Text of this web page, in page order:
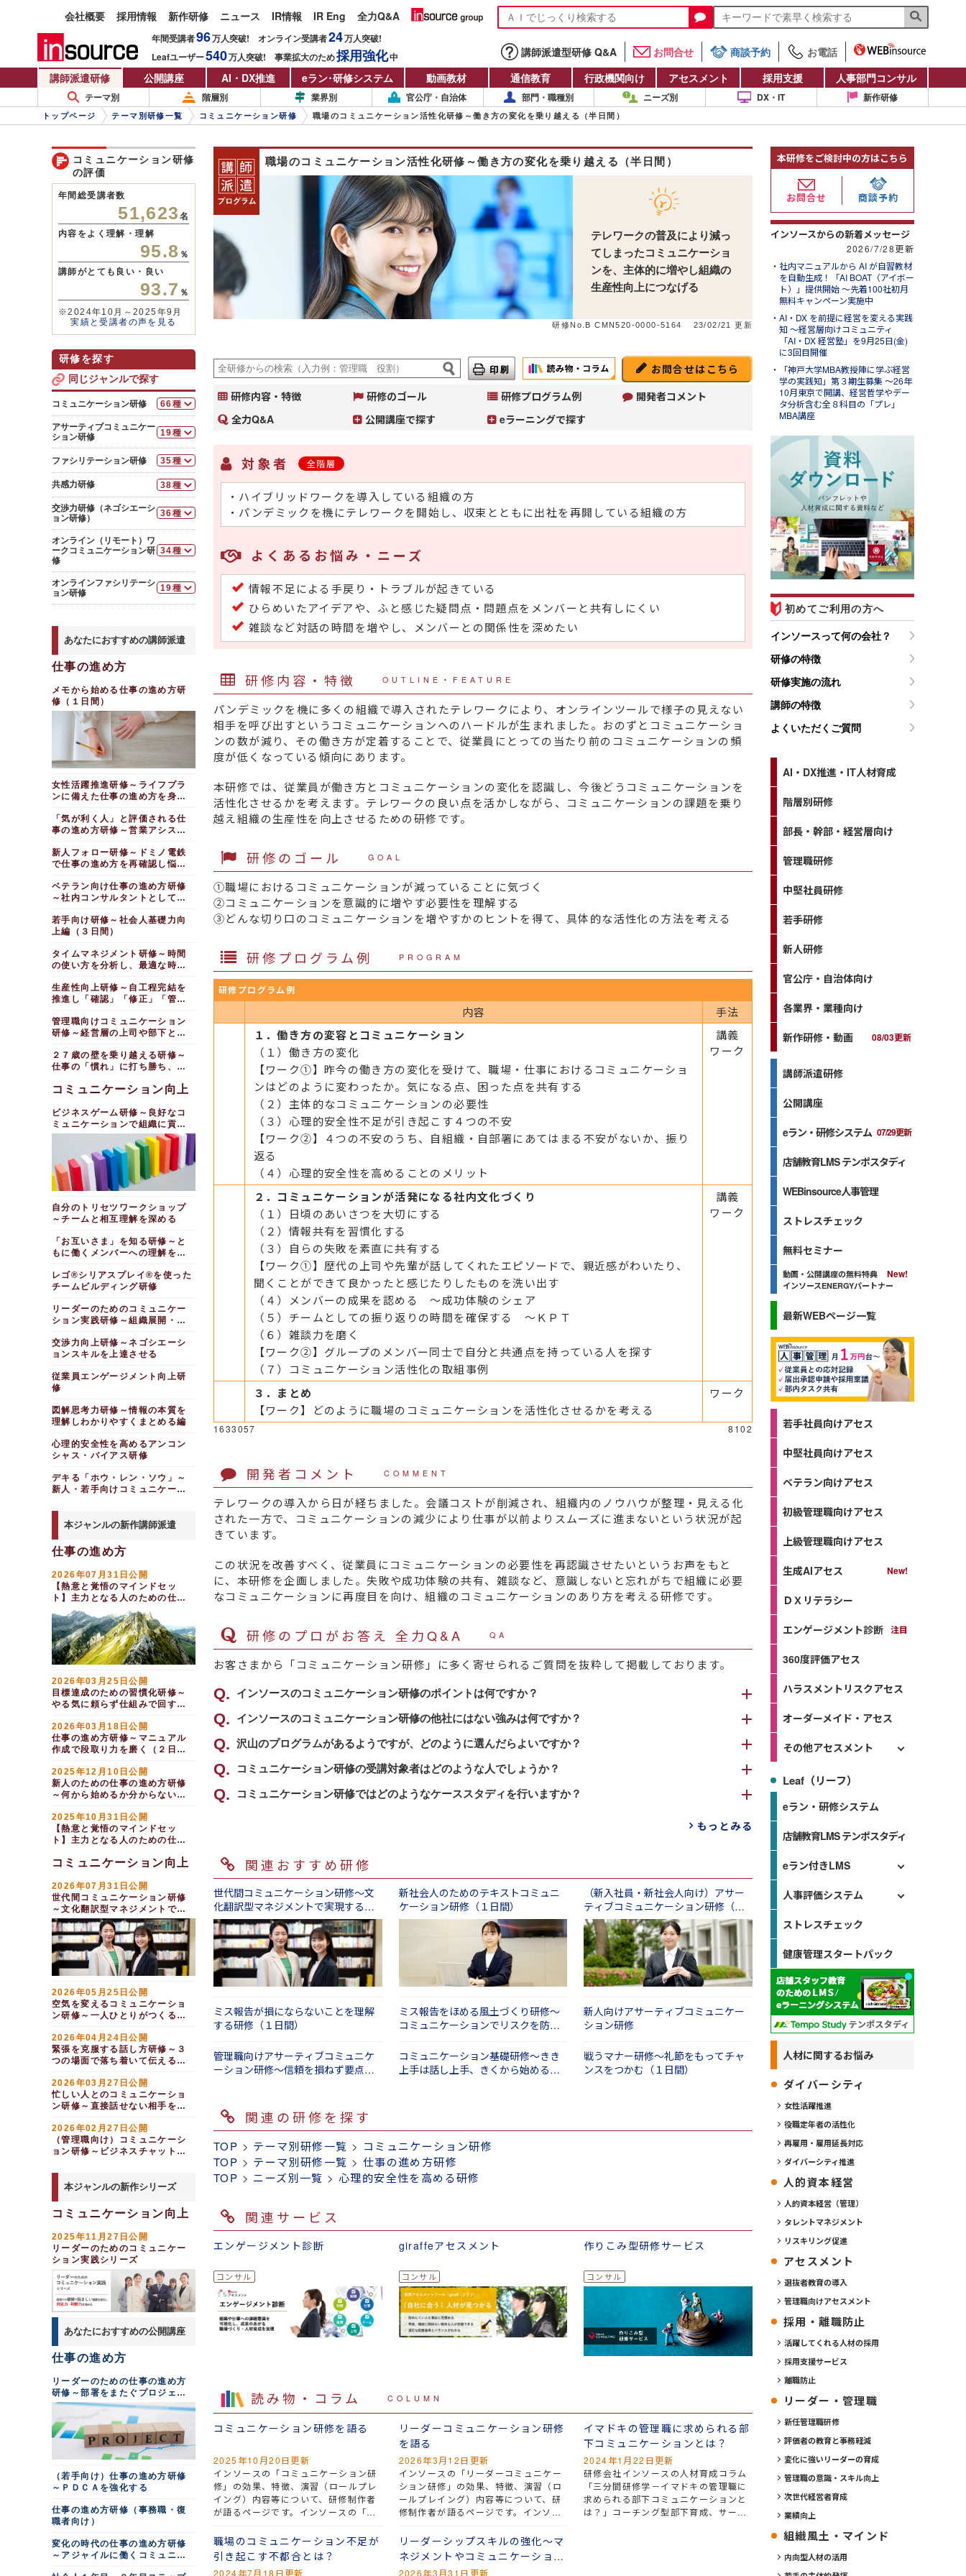
会社概要 採用情報 新作研修 ニュース IR情報 IR Eng 全力Q&A
年間受講者96万人突破! オンライン受講者24万人突破!
Leafユーザー540万人突破! 事業拡大のため採用強化中 講師派遣型研修 Q&A お問合せ 商談予約
お電話
講師派遣研修
公開講座 AI・DX推進 eラン・研修システム 動画教材 通信教育 行政機関向け アセスメント 採用支援 人事部門コンサル
テーマ別 階層別 業界別 官公庁・自治体 部門・職種別 ニーズ別 DX・IT 新作研修
トップページ テーマ別研修一覧 コミュニケーション研修 職場のコミュニケーション活性化研修～働き方の変化を乗り越える（半日間）
職場のコミュニケーション活性化研修～働き方の変化を乗り越える（半日間）
テレワークの普及により減っ
てしまったコミュニケーショ
ンを、主体的に増やし組織の
生産性向上につなげる
研修No.B CMN520-0000-5164 23/02/21 更新
お問合せはこちら
研修内容・特徴
研修のゴール 研修プログラム例
開発者コメント
全力Q&A
公開講座で探す eラーニングで探す
対象者 全階層
・ハイブリッドワークを導入している組織の方
・パンデミックを機にテレワークを開始し、収束とともに出社を再開している組織の方
よくあるお悩み・ニーズ
情報不足による手戻り・トラブルが起きている
ひらめいたアイデアや、ふと感じた疑問点・問題点をメンバーと共有しにくい
雑談など対話の時間を増やし、メンバーとの関係性を深めたい
研修内容・特徴 OUTLINE・FEATURE
パンデミックを機に多くの組織で導入されたテレワークにより、オンラインツールで様子の見えない
相手を呼び出すというコミュニケーションへのハードルが生まれました。おのずとコミュニケーショ
ンの数が減り、その働き方が定着することで、従業員にとっての当たり前のコミュニケーションの頻
度が低くなっている傾向にあります。
本研修では、従業員が働き方とコミュニケーションの変化を認識し、今後どうコミュニケーションを
活性化させるかを考えます。テレワークの良い点を活かしながら、コミュニケーションの課題を乗り
越え組織の生産性を向上させるための研修です。
研修のゴール GOAL
①職場におけるコミュニケーションが減っていることに気づく
②コミュニケーションを意識的に増やす必要性を理解する
③どんな切り口のコミュニケーションを増やすかのヒントを得て、具体的な活性化の方法を考える
研修プログラム例 PROGRAM
研修プログラム例
内容 手法
１．働き方の変容とコミュニケーション
（１）働き方の変化
【ワーク①】昨今の働き方の変化を受けて、職場・仕事におけるコミュニケーショ
ンはどのように変わったか。気になる点、困った点を共有する
（２）主体的なコミュニケーションの必要性
（３）心理的安全性不足が引き起こす４つの不安
【ワーク②】４つの不安のうち、自組織・自部署にあてはまる不安がないか、振り
返る
（４）心理的安全性を高めることのメリット
講義
ワーク
２．コミュニケーションが活発になる社内文化づくり
（１）日頃のあいさつを大切にする
（２）情報共有を習慣化する
（３）自らの失敗を素直に共有する
【ワーク①】歴代の上司や先輩が話してくれたエピソードで、親近感がわいたり、
聞くことができて良かったと感じたりしたものを洗い出す
（４）メンバーの成果を認める ～成功体験のシェア
（５）チームとしての振り返りの時間を確保する ～ＫＰＴ
（６）雑談力を磨く
【ワーク②】グループのメンバー同士で自分と共通点を持っている人を探す
（７）コミュニケーション活性化の取組事例
講義
ワーク
３．まとめ
【ワーク】どのように職場のコミュニケーションを活性化させるかを考える
ワーク
8102
1633057
開発者コメント COMMENT
テレワークの導入から日が経ちました。会議コストが削減され、組織内のノウハウが整理・見える化
された一方で、コミュニケーションの減少により仕事が以前よりスムーズに進まないという状況が起
きています。
この状況を改善すべく、従業員にコミュニケーションの必要性を再認識させたいというお声をもと
に、本研修を企画しました。失敗や成功体験の共有、雑談など、意識しないと忘れがちで組織に必要
なコミュニケーションに再度目を向け、組織のコミュニケーションのあり方を考える研修です。
研修のプロがお答え 全力Q&A QA
お客さまから「コミュニケーション研修」に多く寄せられるご質問を抜粋して掲載しております。
インソースのコミュニケーション研修のポイントは何ですか？
インソースのコミュニケーション研修には、大きく以下3つのポイントがあります。
・まずは相手のことを受け入れる ＝ 傾聴する
・より深く理解するための質問をする ＝ 質問する
インソースのコミュニケーション研修の他社にはない強みは何ですか？
コミュニケーションの要素と目的に応じた内容を、効果的に掛け合わせられる点です。目的に
応じて組み合わせられるだけの多様なコンテンツがある、これこそが弊社ならではの強みと言
えます。
のか？というところまで具体的に腹落ちさせることができます。
沢山のプログラムがあるようですが、どのように選んだらよいですか？
インソースのコミュニケーション研修は、以下３つの観点からに基づき、様々なバリエーショ
ンを用意しております。
②コミュニケーションの主体者と対象者は誰か？（誰から誰へのコミュニケーションか？）
ご担当者さまにおかれましては、この３点を明確にしておいていただけると、弊社としても最
適のプログラムをご提案することができます。
例えば、「報・連・相を行う場面で求められるコミュニケーション」と言っても、新人向けと
中堅社員向けでは、経験値や仕事の裁量権の違いから求められる目線も異なるため、実施すべ
きプログラムが変わってまいります。
より受講者の課題に沿った研修を実施するために、受講者に課題と感じていることをヒアリン
グする「事前アンケート」の実施も有効な手段の一つですので、ぜひご相談ください。
コミュニケーション研修の受講対象者はどのような人でしょうか？
あらゆる階層・役職において、コミュニケーションを行う方々を対象とします。
弊社ではコミュニケーションにおいて課題を感じている方々すべてに対して、それぞれにマッ
以下に受講対象者の階層・役職別のラインナップを一部記載します。
新人のためのアドバンスコミュニケーション研修（１日間）
次世代リーダー向け研修 チームを率いるリーダーコミュニケーション編（１日間）
店長向け研修 ～コミュニケーション強化編（１日間）
コミュニケーション研修 ～自治体職員向けコミュニケーション研修 ～実践編（１日間）
貴組織においてコミュニケーションについて課題を抱えている方がいましたら、ぜひ研修実施
をご検討ください。
コミュニケーション研修ではどのようなケーススタディを行いますか？
伝え方」
「年上の部下とのコミュニケーション」（役職定年となった元上司が部下になったら・・・）
「新人・若手とどのように話していいかわからないベテラン社員、管理職」
上記はいずれもコミュニケーションをとるうえで、誰もが頭を悩ませる場面といえます。スム
ーズに意思疎通を図るためにはどうすればいいのか。どのように伝えたら、円滑なコミュニケ
ーションで人間関係を向上させることができるのだろうか。そういった課題について周囲との
グループワークを通じて考え、意見を共有することによって、研修で学んだ内容を現場の実践
もっとみる
関連おすすめ研修
世代間コミュニケーション研修～文
化翻訳型マネジメントで実現する
（１日間）
新社会人のためのテキストコミュニ
ケーション研修（１日間）
（新入社員・新社会人向け）アサー
ティブコミュニケーション研修（１
日間）
ミス報告が損にならないことを理解
する研修（１日間）
ミス報告をほめる風土づくり研修～
コミュニケーションでリスクを防止
新人向けアサーティブコミュニケー
ション研修
管理職向けアサーティブコミュニケ
ーション研修～信頼を損ねず要点を
コミュニケーション基礎研修～きき
上手は話し上手、きくから始めるコ
戦うマナー研修～礼節をもってチャ
ンスをつかむ（１日間）
関連の研修を探す
TOP > テーマ別研修一覧 > コミュニケーション研修
TOP > テーマ別研修一覧 > 仕事の進め方研修
TOP > ニーズ別一覧 >心理的安全性を高める研修
関連サービス
エンゲージメント診断 giraffeアセスメント 作りこみ型研修サービス
読み物・コラム COLUMN
コミュニケーション研修を語る
2025年10月20日更新
インソースの「コミュニケーション研
修」の効果、特徴、演習（ロールプレ
イング）内容等について、研修制作者
が語るページです。インソースの「コ
ケーションを取る上で重要な、意識と
スキルの双方が身につく研修です。
リーダーコミュニケーション研修
を語る
2026年3月12日更新
インソースの「リーダーコミュニケー
ション研修」の効果、特徴、演習（ロ
ールプレイング）内容等について、研
修制作者が語るページです。インソー
修」は、リーダーとしてのコミュニケ
ーションをいろんな観点から見つめ直
す研修です。
イマドキの管理職に求められる部
下コミュニケーションとは？
2024年1月22日更新
研修会社インソースの人材育成コラム
「三分間研修学－イマドキの管理職に
求められる部下コミュニケーションと
は？」コーチング型部下育成、サーバ
職場のコミュニケーション不足が
引き起こす不都合とは？
2024年7月18日更新
リーダーシップスキルの強化～マ
ネジメントやコミュニケーション
との関係
2026年3月31日更新
コミュニケーション研修
の評価
年間総受講者数
51,623 名
内容をよく理解・理解
95.8 ％
講師がとても良い・良い
93.7 ％
※2024年10月～2025年9月
実績と受講者の声を見る
研修を探す
同じジャンルで探す
コミュニケーション研修 66種
コミュニケーション基礎
研修
分かりやすい説明の仕方
研修
共感力発揮研修～スムー
ズに仕事を進めるための理解と
思いやり
ミュニケーション研修
アサーティブコミュニケ
管理職のためのコミュニ
ケーション研修
社内メンバーとのコミュニケーショ
～相手目線で考え、良好な人間
コミュニケーション研修
える力を強化する
社内外のコミュニケーシ
ョン力向上研修 ～自身の課題
を知り、周囲の期待に応える
発達障がいのある従業員
との接し方研修（２時間）
対人関係構築研修～円滑
スキルを習得する編
人を動かすコミュニケー
ション研修～キーパーソンへ働
きかける編
化研修～バランスの取れた意思
疎通で生産性を高める
な情報発信で、よりチームに貢
献する
方研修～アジャイルに働くコミ
ュニケーション術
内定者～若手向け
【内定者セミナー】上
ンを学ぶ
社会人マインドセット・
新入社員向けコミュニケ
ーション研修～デキる「ホウ・
レン・ソウ」
新入社員・新社会人向け
ニケーション強化編
コミュニケーション研修
社会人１・２年目ステッ
プアップ研修～コミュニケーシ
ョン力向上編
実践！コミュニケーショ
ン研修～上司への適切な伝え方
を学ぶ
上司・先輩との接し方研
修～世代を超えて協働する
く理解し、次の行動を読み解く
外国人・帰国子女向け日
ニケーション研修
中堅～リーダー・管理職向け
リーダーのためのアサー
ティブコミュニケーション研修
ョン研修～部下・後輩を動か
し、成果へつなげる
ニケーション実践研修～組織展
リーダーのためのコミュ
ニケーション実践研修～トラブ
ル解決編
リーダーのためのコミュ
ニケーション実践研修～新規開
部下とのコミュニケーシ
ョン実践研修～多様化する部下
ョン実践研修～心理的安全性の
傾聴力向上研修～部下の
間）
コミュニケーションの取
り方指導研修～気づかいができ
る部下を育てる
管理職向けコミュニケー
ション研修～シニア人材と良好
な関係を築く編
管理職向けコミュニケー
下と協働する
職種別コミュニケーション
研修～心を動かすおもてなし
接客英語の基本研修～外
国人観光客（インバウンド）対
カウンターセールス研修
～窓口での販売を強化する
強化研修～上司が知りたいこと
をスマートに伝える
製造業向け現場における
日間）
めのお客さまとのリレーション
構築研修
店長向け研修～コミュニ
ケーション力強化
保育士向け保護者対応力
向上研修～ＣＳマインドとコミ
ュニケーション（半日間）
看護職・介護士向けコミ
ュニケーション研修～基本編
ゲートキーパー向けコミ
ュニケーション研修～傾聴編
マナー・文書・電話での対応
ビジネスマナー研修
テキストコミュニケーション研
修
社会人１・２年目ステッ
した仕事の進め方
できるビジネスパーソン
の１０の心得・行動～職場の常
ビジネス文書研修
プ研修～相手が唸る文書の書き
方
伝わるメールの書き方研
修～心地よい配慮の示し方
オペレータ向けチャット
応対研修
電話応対基礎研修
電話応対レベルアップ研
スキル
ビジネスゲームでチームワーク向上
ク発揮研修～ビジネスゲーム
「ドミノインテリア」
ビジネスゲーム研修～良
好なコミュニケーションで組織
に貢献する編
新人のためのチームワー
ク向上研修
ビジネスゲーム研修～ド
ミノハウス「ビジョンメイキン
グ・プロジェクト」
チームワーク研修～ドミ
ノハウスでコミュニケーション
ビジネスゲーム研修～ド
ミノ電鉄
ビジネスゲームで学ぶ心
アサーティブコミュニケー
ション研修
19種
アサーティブコミュニケ
ーション
ティブコミュニケーション研修
チームビルディング研修
～いい関係を保ち主張する編
（半日間）
アサーティブコミュニケ
える（半日間）
アサーティブコミュニケ
ーションフォローアップ研修
ブコミュニケーションフォロー
対象者・階層別
ミュニケーション研修
（中堅社員向け）ビジネ
スコミュニケーション研修
部下とのコミュニケーシ
ョン実践研修～心理的安全性の
高い職場を作る
ブコミュニケーションフォロー
アップ研修（半日間）
保育士向けコミュニケー
ション研修
大学職員向け研修～進学
相談アサーティブコミュニケー
看護師向けコミュニケー
ション研修
製造業向けアサーティブ
コミュニケーション研修（半日
間）
実践力を身につけたい
ケースで学ぶ！実践アサ
修
【オンライン通信教育】
ンコース
ハードクレーム研修～
「判断力」「適応力」「交渉
力」で困難な苦情に対処する
～怒りの感情をコントロール
し、部下指導を行う
内気な人のための交渉力
研修
ファシリテーション研修 35種
ファシリテーション研修
ファシリテーション研修
～オンライン会議編
ファシリテーション研修
～会議を決める合意形成力強化
編
対象者別ファシリテーション
研修講師養成研修～ファ
シリテーション力を強化する
リーダーのための会議の
るファシリテーションスキル
研修 ～オンライン会議に備え
る編（半日間）
【内定者オンラインセミ
ナー】会議の場で求められる
「きく力」「話す力」
学生向けオンラインファ
シリテーション研修（半日間）
ファシリテーション研修
～オンラインで職場の意見交換
を活性化させる（半日間）
オンライン会議・商談に
（半日間）
オンラインでのコミュニ
スキルと振る舞い（半日間）
Zoom基礎研修～オンラ
（半日間）
オペレーター養成研修～
WEB会議システムを使いこな
す（半日間）
ファシリテーション・グ
ラフィック研修～意見を整理
ファシリテーション研修
～図解化スキル強化編
図解力向上研修～情報を
整理し、分かりやすくする編
～図解思考で整理して考えるく
図解思考力研修～情報を
整理（半日間）
意見をまとめ合意形成に導く
調整力発揮研修
調整力・交渉力向上研修
調整力発揮研修～合意形
成のノウハウを効率よく身につ
ける（半日間）
のメンバーをオンラインで巻き
込む
ション研修～キーパーソンへ働
きかける編
ファシリテーション研修
～会議の活性化を目指す編
会議デザイン研修～心理
的安全性を高め、「意見が出な
ファシリテーションフォ
会議改善プロジェクト研
修～自社の会議のあり方を見直
す編
ファシリテーション研修
～会議を円滑に進行する４つの
住民協働を円滑に進める
ファシリテーション研修
行政向けファシリテータ
住民協働研修（２日間）
政策形成研修～住民との
協働を促進する編（２日間）
企画力研修～住民協働を
成功させる編
ワークショップ研修～住
民協働（４日間）
共感力研修 38種
共感力発揮研修～スムー
ズに仕事を進めるために思いや
りを示す
アサーティブコミュニケ
方を習得する
コミュニケーション研修
メンバーとの関わり方を学びたい
（中堅社員向け）ビジネ
コミュニケーション研修
安全性を高める
【giraffe付き】関係性
構築セミナー～自己開示から始
める
実践！コミュニケーショ
ン研修～上司への適切な伝え方
を学ぶ
アドバンスコミュニケー
ション研修～若手営業向け
テップアップ研修～周辺配慮を
意識した仕事の進め方
間）
傾聴力向上研修～部下の
間）
立場の違う相手を理解したい
ＬＧＢＴＱ＋研修～ダイ
バーシティ＆インクルージョン
グローバルビジネスコミ
ュニケーション研修
障がい者活躍推進研修～
特性と合理的配慮を学び、スム
ーズに受け入れる
ダイバーシティ研修～働
き方改革を目指し、多様な働き
ダイバーシティ推進研修
～基本知識を習得し、当事者意
ダイバーシティ研修～自
に気づく（半日間）
楽しい演習で相互理解を図りたい
ビジネスゲーム研修～
「伝わっていない」を自覚する
編
チームビルディング研修
～いい関係を保ちつつ自己主張
する編（半日間）
オンラインビジネスゲー
を体感する
レゴ®シリアスプレイ®
修（半日間）
即興演劇からコミュニケ
ーションやチームワークを学ぶ
「インプロワークショップ」
部下との関わり方を学びたい
リーダーのためのアサー
ティブコミュニケーション研修
部下とのコミュニケーシ
ョン実践研修～心理的安全性の
【giraffe付き】部下と
の対話の仕方研修～相手の常識
を受容する
ナラティブ・コミュニケ
ーション研修～双方向の物語で
ダイバーシティ時代のモ
ノの伝え方研修～不用意な発言
良好なコミュニケーションを考
ほめる力向上研修～心理
場をつくる
否定しない部下指導研修
（半日間）
多様性とマネジメントを両立させた
い
部下とのコミュニケーシ
ョン実践研修～多様化する部下
への関わり方
男性のための部下育成研
修～女性リーダーの活躍を支援
する
管理職向けコミュニケー
ション研修～シニア人材と良好
な関係を築く編
エイジダイバーシティ推
進研修～年齢・世代を問わず活
躍できる組織作り
マネジメント研修～承認力が未
来を創る
リーダー向けアンコンシ
囚われない接し方
ッドワーク運用研修～多様な働
き方を叶える４つのポイント
交渉力研修（ネゴシエーシ
ョン研修）
36種
交渉力向上研修～ネゴシ
編）～４つのプロセスで商談を
合意に導く
人を動かすコミュニケー
きかける編
交渉力向上研修～発注者
向け価格交渉編
調整力・巻き込み力を強化したい
調整力発揮研修
調整力フォローアップ研
修（半日間）
企画推進力研修～ものご
とを前に進めるための考え方と
プロジェクトマネジメン
ト研修 ～関係構築力・交渉力
プロジェクトマネジメン
ト研修～実行力強化編
プロジェクト推進研修～
関係者を巻き込み業務改善を実
説得力・折衝力を強化したい
アサーティブコミュニケ
ーション研修
リーダーのためのアサー
人を動かすコミュニケー
ション研修～キーパーソンへ働
人を動かすコミュニケー
ション研修～行動経済学を活用
して働きかける編
コミュニケーション研修
える力を強化する
力強化研修
交渉における苦手意識を払拭したい
交渉力フォローアップ研
修（半日間）
【全力解説】相手と対立
しない交渉力強化研修（半日
間）
内気な人のための交渉力
研修
～情報を武器にして弱腰交渉か
ら脱却する
交渉力向上研修（実践
編）～４つのプロセスで商談を
合意に導く
中堅社員向け巻き込み力
向上研修～受け身の姿勢から脱
却し、周囲に働きかける
調整力発揮研修～遠隔地
のメンバーをオンラインで巻き
営業活動における交渉力を鍛えたい
～仮説構築・ヒアリング・提案
（２日間）
修～成約率を上げるための引き
出しを増やす
修研修～エトス・パトス・ロゴ
スを強化する
法人営業研修～与信管理
性を高める
い
ハードクレーム対応研修
～「判断力」「適応力」「交渉
力」で困難な苦情に対処する
交渉力研修～クレーム交
渉（ＢtoＢ）編
クレーム交渉力研修～お
客さまの要望に応えWin－Win
を成立させる
クレーム対応研修～交渉
力強化編
おける対人折衝編
カスタマーハラスメント
防止研修～自社が加害者になら
ないために（半日間）
オンライン（リモート）ワ
ークコミュニケーション研
修
34種
オンライン会議・商談に
おけるファシリテーション研修
習得する
ション研修～離れた場所から仕
ビデオ会議ツールをうまく使いたい
Microsoft Teams活用
研修～活用例と便利な機能を学
ぶ（半日間）
じっくり深めるTeams
導入研修～業務の効率化と円滑
な活用（半日間）
Microsoft365研修（半
日間）
インミーティングを使いこなす
（半日間）
い
テレワーク時代の仕事の
管理・コミュニケーション
テレワークにおける仕事
の進め方研修～孤独に打ち勝つ
タスク管理術
～オンライン会議
調整力発揮研修～遠隔地
込む
社内コミュニケーション
力向上研修～ビジネスチャット
の基本（半日間）
管理職・人事向け
リーダーコミュニケーシ
ョン研修～会えない・見えな
リモートＯＪＴの進め方
コミュニケーション
テレワークにおけるメン
タルヘルス研修～ラインケア
リモートワーク時代の管
理職研修～コミュニケーション
施策で心理的安全性を高める
コミュニケーション研修
～ビジネスチャットで部下との
意思疎通を活性化させる
採用面接研修～自社で活躍でき
る人材を見抜く
研修～オンライン
営業・販売職向け
はじめてのオンライン商
談研修
ールスプレゼンテーション研修
オンライン商談研修（半
日×３日間）
本と綿密な準備
リモート接客研修～オン
価値を提供する
オンライン営業研修～非
対面でもできる情報提供・ヒア
リング・提案のコツを学ぶ
チャット対応力向上研修
文章で対応する
経営企画・本部向け
インサイドセールス導入
研修～非対面でも成果を出す営
業手法を学ぶ
インサイドセールス養成
研修～オンラインツールを駆使
した実務レベルアップ編
ＣＸ向上のためのデジタ
ルマーケティング研修（１日
ＵＸ(ユーザーエクスペ
リエンス）研修
コンテンツマーケティン
グ研修～基本を学び、潜在顧客
にアプローチする
Webマーケティング基
メールマーケティング基
礎研修～顧客の心をつかむ効果
的なメールの作り方
オンラインファシリテーシ
ョン研修
19種
ファシリテーション研修
～オンライン会議編（１日間）
学生向けオンラインファ
シリテーション研修（半日間）
アサーティブコミ
ュニケーション研修（半日間×
２回）
分かりやすい説明
の仕方研修（半日間×２回）
ン研修～エトス・パトス・ロゴ
間×２回）
人を動かすコミュ
ンへ働きかける編（半日間）
コミュニケーション研修
～「きく」「伝える」力向上研
修（１日間）
ラフィック研修～意見を整理
し、議論を見える化する力を磨
く
図解力向上研修～
情報を整理し、分かりやすくす
"図解"論理思考力研修
（１日間）
ロジカルシンキン
グ研修（２時間×２回）
約」「論理思考」「図解」の３
つのアプローチ編（１日間）
力強化研修
ディベート研修～上級編
ファシリテーション研修
～会議を決める合意形成力強化
編
会議改善研修～会議を効
率化する編（半日間）
会議デザイン研修～心理
的安全性を高め、「意見が出な
あなたにおすすめの講師派遣
仕事の進め方
メモから始める仕事の進め方研
修（１日間）
女性活躍推進研修～ライフプラ
ンに備えた仕事の進め方を身に
「気が利く人」と評価される仕
事の進め方研修～営業アシスタ
新人フォロー研修～ドミノ電鉄
で仕事の進め方を再確認し悩み
ベテラン向け仕事の進め方研修
～社内コンサルタントとして活
若手向け研修～社会人基礎力向
上編（３日間）
タイムマネジメント研修～時間
の使い方を分析し、最適な時間
生産性向上研修～自工程完結を
推進し「確認」「修正」「管
管理職向けコミュニケーション
研修～経営層の上司や部下と協
２７歳の壁を乗り越える研修～
仕事の「慣れ」に打ち勝ち、成
コミュニケーション向上
ビジネスゲーム研修～良好なコ
ミュニケーションで組織に貢献
する
自分のトリセツワークショップ
～チームと相互理解を深める
「お互いさま」を知る研修～と
もに働くメンバーへの理解を深
レゴ®シリアスプレイ®を使った
チームビルディング研修
リーダーのためのコミュニケー
ション実践研修～組織展開・調
交渉力向上研修～ネゴシエーシ
ョンスキルを上達させる
従業員エンゲージメント向上研
修
図解思考力研修～情報の本質を
理解しわかりやすくまとめる編
心理的安全性を高めるアンコン
シャス・バイアス研修
デキる「ホウ・レン・ソウ」～
新人・若手向けコミュニケーシ
本ジャンルの新作講師派遣
仕事の進め方
2026年07月31日公開
【熱意と覚悟のマインドセッ
ト】主力となる人のための仕事
の進め方研修（１日間）
2026年03月25日公開
目標達成のための習慣化研修～
やる気に頼らず仕組みで回す４
2026年03月18日公開
仕事の進め方研修～マニュアル
作成で段取り力を磨く（２日
2025年12月10日公開
新人のための仕事の進め方研修
～何から始めるか分からないを
2025年10月31日公開
【熱意と覚悟のマインドセッ
ト】主力となる人のための仕事
コミュニケーション向上
2026年07月31日公開
世代間コミュニケーション研修
～文化翻訳型マネジメントで実
現する（１日間）
2026年05月25日公開
空気を変えるコミュニケーショ
ン研修～一人ひとりがつくる心
2026年04月24日公開
緊張を克服する話し方研修～３
つの場面で落ち着いて伝える
2026年03月27日公開
忙しい人とのコミュニケーショ
ン研修～直接話せない相手を動
2026年02月27日公開
（管理職向け）コミュニケーシ
ョン研修～ビジネスチャットで
る編（半日間）
本ジャンルの新作シリーズ
コミュニケーション向上
2025年11月27日公開
リーダーのためのコミュニケー
ション実践シリーズ
あなたにおすすめの公開講座
仕事の進め方
リーダーのための仕事の進め方
研修～部署をまたぐプロジェク
トを進める
（若手向け）仕事の進め方研修
～ＰＤＣＡを強化する
仕事の進め方研修（事務職・復
職者向け）
変化の時代の仕事の進め方研修
～アジャイルに働くコミュニケ
本研修をご検討中の方はこちら
お問合せ 商談予約
インソースからの新着メッセージ
2026/7/28更新
社内マニュアルから AI が自習教材
を自動生成！「AI BOAT（アイボー
ト）」提供開始 ～先着100社初月
無料キャンペーン実施中
AI・DX を前提に経営を変える実践
知 ～経営層向けコミュニティ
「AI・DX 経営塾」を9月25日(金)
に3回目開催
「神戸大学MBA教授陣に学ぶ経営
学の実践知」第３期生募集 ～26年
10月東京で開講、経営哲学やデー
タ分析含む全８科目の「プレ」
MBA講座
インソースブログ「東へ西
へ」
初めてご利用の方へ
インソースって何の会社？
研修の特徴
研修実施の流れ
講師の特徴
よくいただくご質問
AI・DX推進・IT人材育成
階層別研修
部長・幹部・経営層向け
管理職研修
中堅社員研修
若手研修
新人研修
官公庁・自治体向け
各業界・業種向け
新作研修・動画 08/03更新
講師派遣研修
公開講座
eラン・研修システム 07/29更新
店舗教育LMS テンポスタディ
WEBinsource人事管理
ストレスチェック
無料セミナー
動画・公開講座の無料特典
インソースENERGYパートナー
最新WEBページ一覧
若手社員向けアセス
中堅社員向けアセス
ベテラン向けアセス
初級管理職向けアセス
上級管理職向けアセス
生成AIアセス
ＤＸリテラシー
エンゲージメント診断
360度評価アセス
ハラスメントリスクアセス
オーダーメイド・アセス
その他アセスメント
Leaf（リーフ）
eラン・研修システム
店舗教育LMS テンポスタディ
eラン付きLMS
人事評価システム
ストレスチェック
健康管理スタートパック
人材に関するお悩み
ダイバーシティ
女性活躍推進
役職定年者の活性化
再雇用・雇用延長対応
ダイバーシティ推進
人的資本経営
人的資本経営（管理）
タレントマネジメント
リスキリング促進
アセスメント
選抜者教育の導入
管理職向けアセスメント
採用・離職防止
活躍してくれる人材の採用
採用支援サービス
離職防止
リーダー・管理職
新任管理職研修
評価者の教育と事務軽減
変化に強いリーダーの育成
管理職の意識・スキル向上
次世代経営者育成
業績向上
組織風土・マインド
内向型人材の活用